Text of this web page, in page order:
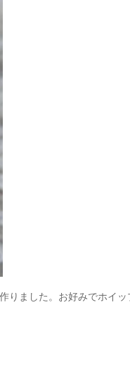
りました。お好みでホイ